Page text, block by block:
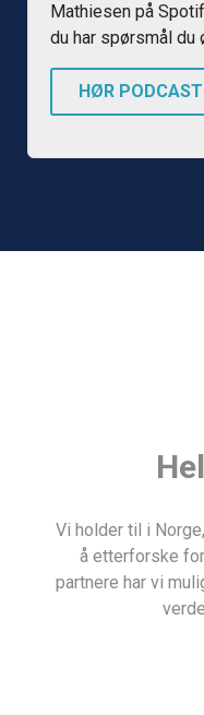
Mathiesen på
du har spørsmål du
HØR
Vi holder til i
å etterforske
partnere har vi